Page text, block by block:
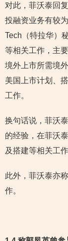
对此，菲沃泰回
投融资业务有较
Tech（特拉华）
等相关工作，主
境外上市所需境
美国上市计划、
工作。
换句话说，菲沃
的经验，在菲沃
及搭建等相关工
此外，菲沃泰亦
作。